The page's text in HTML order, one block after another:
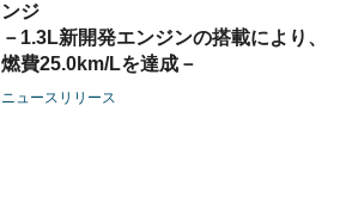
ンジ
－1.3L新開発エンジンの搭載により、
燃費25.0km/Lを達成－
ニュースリリース